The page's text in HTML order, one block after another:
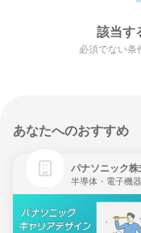
該当す
必須でない条
あなたへのおすすめ
パナソニック株
半導体・電子機